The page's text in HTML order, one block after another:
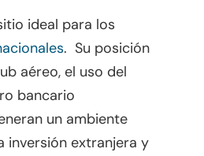
ideal para los
. Su posición
aéreo, el uso del
bancario
un ambiente
inversión extranjera y